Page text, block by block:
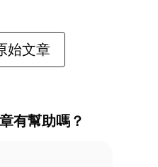
始文章
有幫助嗎？